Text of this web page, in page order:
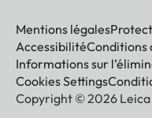
Mentions légales
AccessibilitéConditions
Informations sur
Cookies Settings
Copyright © 2026 Leica